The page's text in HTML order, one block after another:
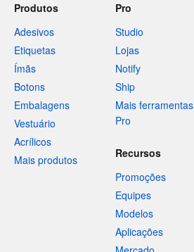
Produtos
Adesivos
Etiquetas
Ímãs
Botons
Embalagens
Vestuário
Acrílicos
Mais produtos
Pro
Studio
Lojas
Notify
Ship
Mais ferramentas
Pro
Recursos
Promoções
Equipes
Modelos
Aplicações